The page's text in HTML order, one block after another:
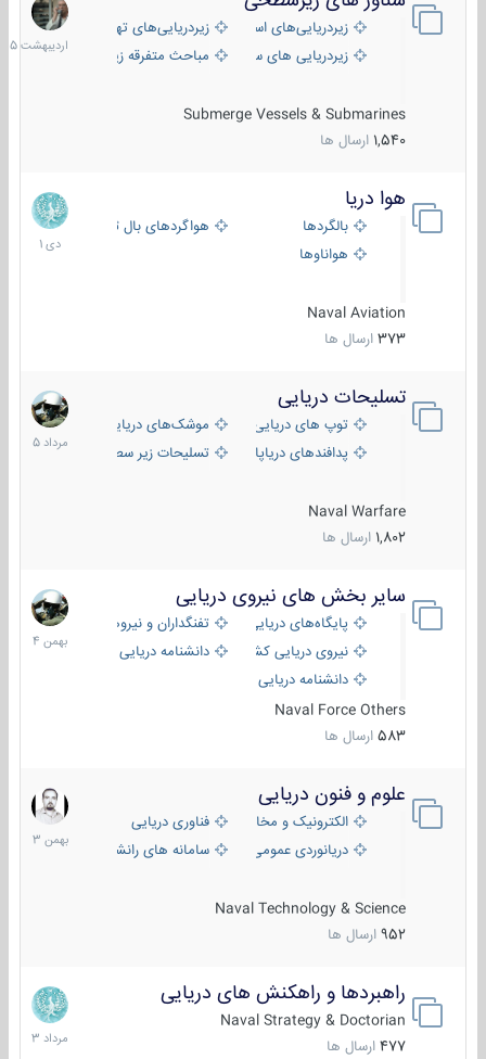
زیردریایی‌های استراتژیکزیردریایی‌های تهاجمی
زیردریایی های سبک
مباحث متفرقه زیرسطحی
Submerge Vessels & Submarines
1,540 ارسال ها
1405
هوا دریا
بالگردها
هواگردهای بال ثابت
هواناوها
Naval Aviation
373 ارسال ها
12
دی
1401
تسلیحات دریایی
توپ های دریایی
موشک‌های دریایی
پدافندهای دریاپایه
تسلیحات زیر سطحی
Naval Warfare
1,802 ارسال ها
2
مرداد
1405
سایر بخش های نیروی دریایی
پایگاه‌های دریایی
تفنگداران و نیروهای ویژه‌ی دریایی
نیروی دریایی کشورهای مختلفدانشنامه دریایی
دانشنامه دریایی کپی
Naval Force Others
583 ارسال ها
22
بهمن
1404
علوم و فنون دریایی
الکترونیک و مخابرات دریاییفناوری دریایی
دریانوردی عمومی
سامانه های رانشی دریایی
Naval Technology & Science
952 ارسال ها
6
بهمن
1403
راهبردها و راهکنش های دریایی
Naval Strategy & Doctorian
477 ارسال ها
2
مرداد
1403